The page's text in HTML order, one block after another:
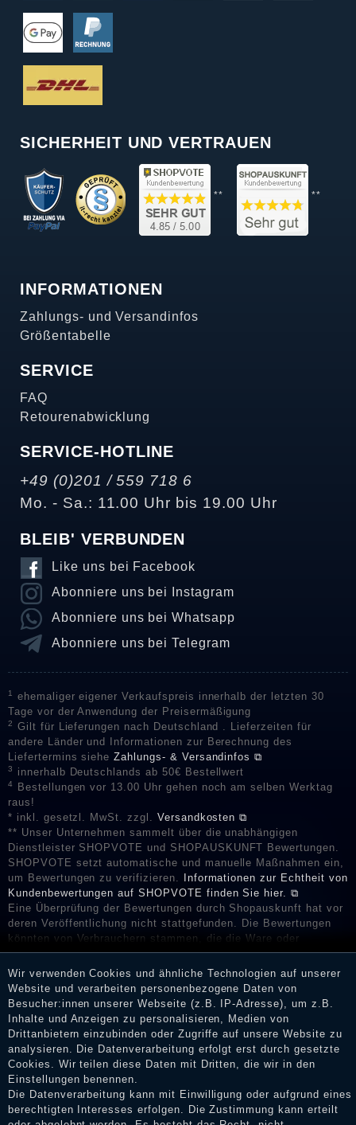
SICHERHEIT UND VERTRAUEN
** **
INFORMATIONEN
Zahlungs- und Versandinfos
Größentabelle
SERVICE
FAQ
Retourenabwicklung
SERVICE-HOTLINE
+49 (0)201 / 559 718 6
Mo. - Sa.: 11.00 Uhr bis 19.00 Uhr
BLEIB' VERBUNDEN
Like uns bei Facebook
Abonniere uns bei Instagram
Abonniere uns bei Whatsapp
Abonniere uns bei Telegram
1
ehemaliger eigener Verkaufspreis innerhalb der letzten 30
Tage vor der Anwendung der Preisermäßigung
2
Gilt für Lieferungen nach Deutschland . Lieferzeiten für
andere Länder und Informationen zur Berechnung des
Liefertermins sieheZahlungs- & Versandinfos ⧉
3 innerhalb Deutschlands ab 50€ Bestellwert
4
Bestellungen vor 13.00 Uhr gehen noch am selben Werktag
raus!
* inkl. gesetzl. MwSt. zzgl. Versandkosten ⧉
** Unser Unternehmen sammelt über die unabhängigen
Dienstleister SHOPVOTE und SHOPAUSKUNFT Bewertungen.
SHOPVOTE setzt automatische und manuelle Maßnahmen ein,
um Bewertungen zu verifizieren. Informationen zur Echtheit von
Kundenbewertungen auf SHOPVOTE finden Sie hier. ⧉
Eine Überprüfung der Bewertungen durch Shopauskunft hat vor
deren Veröffentlichung nicht stattgefunden. Die Bewertungen
könnten von Verbrauchern stammen, die die Ware oder
Dienstleistungen gar nicht erworben oder genutzt haben. Nach
Erhalt einer Benachrichtigungs-E-Mail können Händler die
Bewertungen verifizieren und über die erfolgte Verifizierung im
Shop informieren.
Impressum
Daten­schutz­erklärung
Wir verwenden Cookies und ähnliche Technologien auf unserer
Website und verarbeiten personenbezogene Daten von
Besucher:innen unserer Webseite (z.B. IP-Adresse), um z.B.
Inhalte und Anzeigen zu personalisieren, Medien von
Drittanbietern einzubinden oder Zugriffe auf unsere Website zu
analysieren. Die Datenverarbeitung erfolgt erst durch gesetzte
Cookies. Wir teilen diese Daten mit Dritten, die wir in den
Einstellungen benennen.
Die Datenverarbeitung kann mit Einwilligung oder aufgrund eines
berechtigten Interesses erfolgen. Die Zustimmung kann erteilt